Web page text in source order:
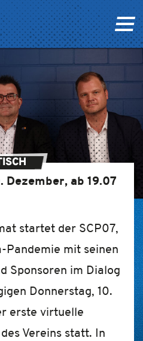
Dezember, ab 19.07
startet der SCP07,
Pandemie mit seinen
Sponsoren im Dialog
Donnerstag, 10.
erste virtuelle
Vereins statt. In